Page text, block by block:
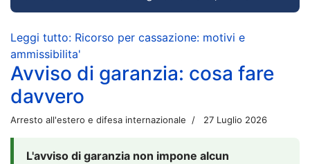
Leggi tutto: Ricorso per cassazione: motivi e
ammissibilita'
Avviso di garanzia: cosa fare
davvero
Arresto all'estero e difesa internazionale 27 Luglio 2026
L'avviso di garanzia non impone alcun